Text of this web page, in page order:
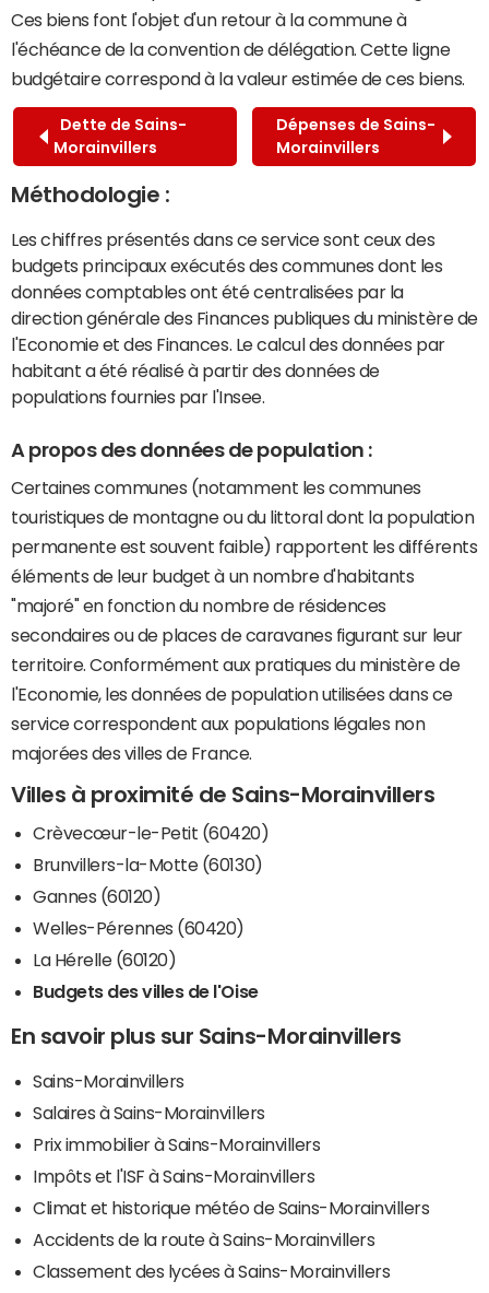
Ces biens font l'objet d'un retour à la commune à
l'échéance de la convention de délégation. Cette ligne
budgétaire correspond à la valeur estimée de ces biens.
Dette de Sains-
Morainvillers
Dépenses de Sains-
Morainvillers
Méthodologie :
Les chiffres présentés dans ce service sont ceux des
budgets principaux exécutés des communes dont les
données comptables ont été centralisées par la
direction générale des Finances publiques du ministère de
l'Economie et des Finances. Le calcul des données par
habitant a été réalisé à partir des données de
populations fournies par l'Insee.
A propos des données de population :
Certaines communes (notamment les communes
touristiques de montagne ou du littoral dont la population
permanente est souvent faible) rapportent les différents
éléments de leur budget à un nombre d'habitants
"majoré" en fonction du nombre de résidences
secondaires ou de places de caravanes figurant sur leur
territoire. Conformément aux pratiques du ministère de
l'Economie, les données de population utilisées dans ce
service correspondent aux populations légales non
majorées des villes de France.
Villes à proximité de Sains-Morainvillers
Crèvecœur-le-Petit (60420)
Brunvillers-la-Motte (60130)
Gannes (60120)
Welles-Pérennes (60420)
La Hérelle (60120)
Budgets des villes de l'Oise
En savoir plus sur Sains-Morainvillers
Sains-Morainvillers
Salaires à Sains-Morainvillers
Prix immobilier à Sains-Morainvillers
Impôts et l'ISF à Sains-Morainvillers
Climat et historique météo de Sains-Morainvillers
Accidents de la route à Sains-Morainvillers
Classement des lycées à Sains-Morainvillers